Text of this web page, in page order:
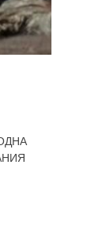
спамом.
комментариев